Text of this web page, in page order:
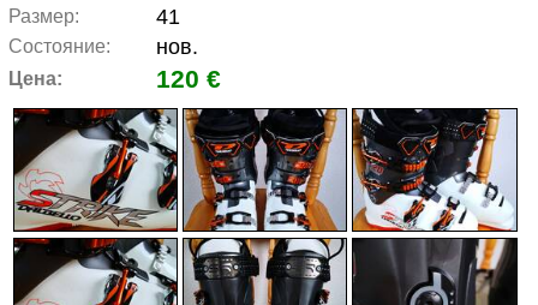
Размер: 41
Состояние: нов.
Цена: 120 €